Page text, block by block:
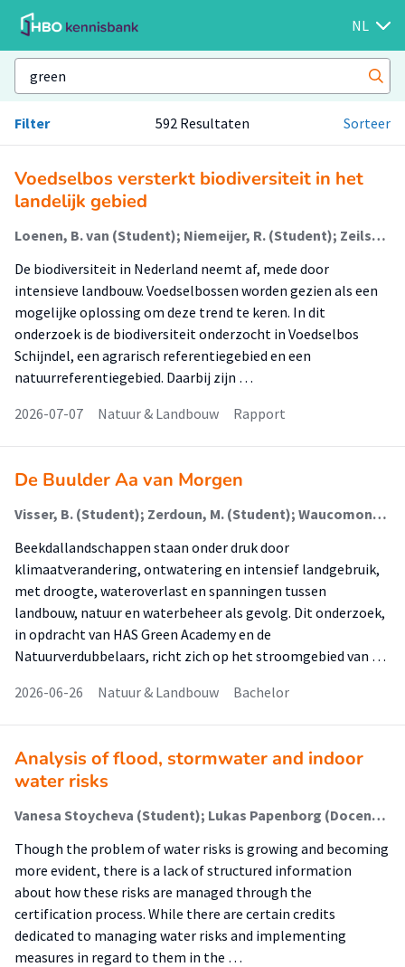
NL
Filter 592 Resultaten Sorteer
Voedselbos versterkt biodiversiteit in het
landelijk gebied
Loenen, B. van (Student); Niemeijer, R. (Student); Zeilstra, T. (Student); Lokin, M.
De biodiversiteit in Nederland neemt af, mede door
intensieve landbouw. Voedselbossen worden gezien als een
mogelijke oplossing om deze trend te keren. In dit
onderzoek is de biodiversiteit onderzocht in Voedselbos
Schijndel, een agrarisch referentiegebied en een
natuurreferentiegebied. Daarbij zijn …
2026-07-07
Natuur & Landbouw Rapport
De Buulder Aa van Morgen
Visser, B. (Student); Zerdoun, M. (Student); Waucomont, E. (Student); Hendrikx, M. (Student); Ercan, F.E.Z.; Koning, S. de
Beekdallandschappen staan onder druk door
klimaatverandering, ontwatering en intensief landgebruik,
met droogte, wateroverlast en spanningen tussen
landbouw, natuur en waterbeheer als gevolg. Dit onderzoek,
in opdracht van HAS Green Academy en de
Natuurverdubbelaars, richt zich op het stroomgebied van …
2026-06-26
Natuur & Landbouw Bachelor
Analysis of flood, stormwater and indoor
water risks
Vanesa Stoycheva (Student); Lukas Papenborg (Docent); Teodora Gavrilova (Begeleider)
Though the problem of water risks is growing and becoming
more evident, there is a lack of structured information
about how these risks are managed through the
certification process. While there are certain credits
dedicated to managing water risks and implementing
measures in regard to them in the …